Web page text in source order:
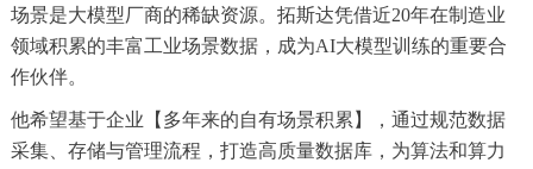
场景是大模型厂商的稀缺资源。拓斯达凭借近20年在制造业
领域积累的丰富工业场景数据，成为AI大模型训练的重要合
作伙伴。
他希望基于企业【多年来的自有场景积累】，通过规范数据
采集、存储与管理流程，打造高质量数据库，为算法和算力